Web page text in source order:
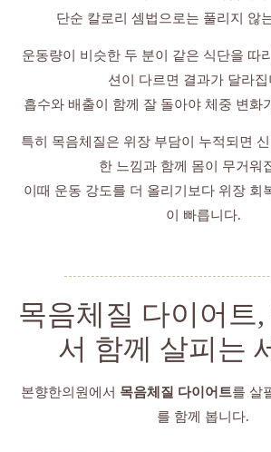
단순 칼로리 셈법으로는 풀리지 않
운동량이 비슷한 두 분이 같은 식단을 따
션이 다르면 결과가 달라집
흡수와 배출이 함께 잘 돌아야 체중 변화
특히 목음체질은 위장 부담이 누적되면
한 느낌과 함께 몸이 무거워
이때 운동 강도를 더 올리기보다 위장 회
이 빠릅니다.
목음체질 다이어트
서 함께 살피는
본향한의원에서 목음체질 다이어트를 살
를 함께 봅니다.